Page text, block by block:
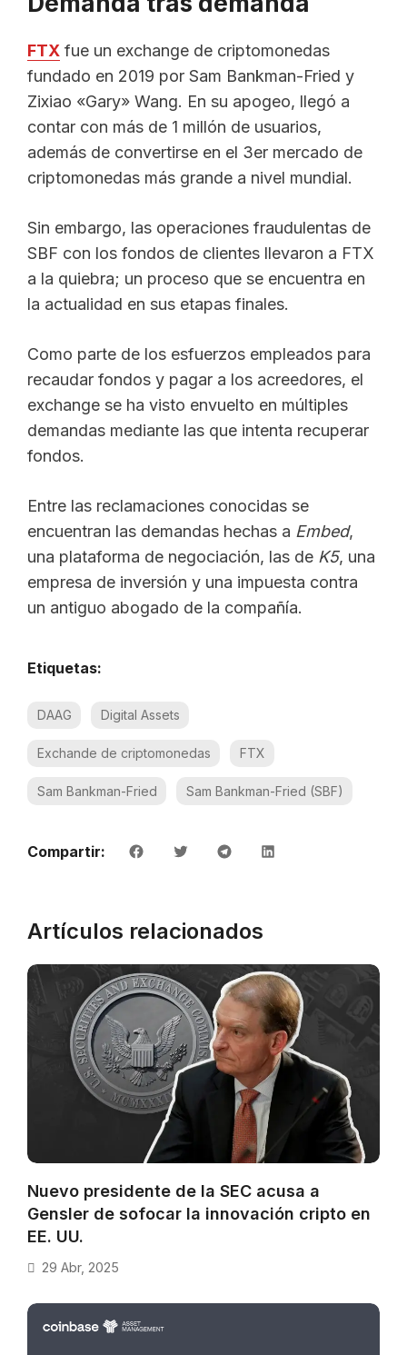
FTX fue un exchange de criptomonedas
fundado en 2019 por Sam Bankman-Fried y
Zixiao «Gary» Wang. En su apogeo, llegó a
contar con más de 1 millón de usuarios,
además de convertirse en el 3er mercado de
criptomonedas más grande a nivel mundial.
Sin embargo, las operaciones fraudulentas de
SBF con los fondos de clientes llevaron a FTX
a la quiebra; un proceso que se encuentra en
la actualidad en sus etapas finales.
Como parte de los esfuerzos empleados para
recaudar fondos y pagar a los acreedores, el
exchange se ha visto envuelto en múltiples
demandas mediante las que intenta recuperar
fondos.
Entre las reclamaciones conocidas se
encuentran las demandas hechas a Embed,
una plataforma de negociación, las de K5, una
empresa de inversión y una impuesta contra
un antiguo abogado de la compañía.
Etiquetas:
DAAG Digital Assets
Exchande de criptomonedas FTX
Sam Bankman-Fried Sam Bankman-Fried (SBF)
Compartir:
Artículos relacionados
Nuevo presidente de la SEC acusa a
Gensler de sofocar la innovación cripto en
EE. UU.
29 Abr, 2025